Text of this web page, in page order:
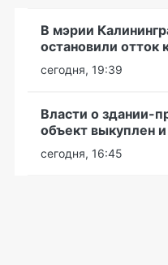
В мэрии
остановили отток
сегодня, 19:39
Власти о здании-
объект выкуплен
сегодня, 16:45